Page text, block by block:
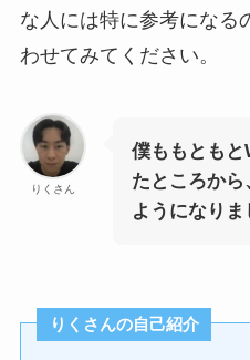
な人には特に参考になる
わせてみてください。
りくさん
僕ももとも
たところか
ようになりま
りくさんの自己紹介